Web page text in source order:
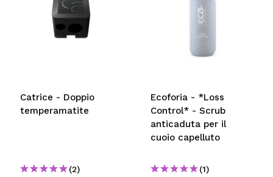
Catrice - Doppio
temperamatite
(2)
Ecoforia - *Loss
Control* - Scrub
anticaduta per il
cuoio capelluto
(1)